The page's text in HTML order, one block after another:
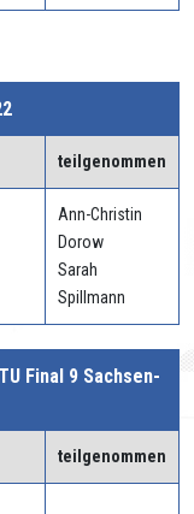
teilgenommen
Ann-Christin
Dorow
Sarah
Spillmann
Final 9 Sachsen-
teilgenommen